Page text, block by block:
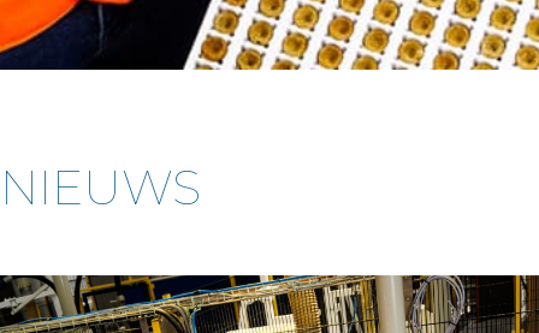
NIEUWS